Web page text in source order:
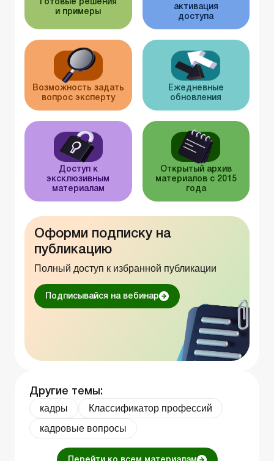
Готовые решения
и примеры
активация
доступа
Возможность задать
вопрос эксперту
Ежедневные
обновления
Доступ к
эксклюзивным
материалам
Открытый архив
материалов с 2015
года
Оформи подписку на
публикацию
Полный доступ к избранной публикации
Подписывайся на вебинар
Другие темы:
кадры
Классификатор профессий
кадровые вопросы